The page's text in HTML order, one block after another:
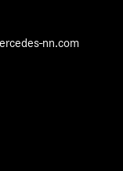
nn.com